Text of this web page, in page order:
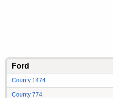
Ford
County 1474
County 774